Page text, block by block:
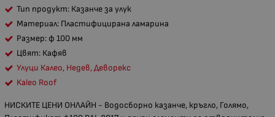
Тип продукт: Казанче за улук
Материал: Пластифицирана ламарина
Размер: ф 100 мм
Цвят: Кафяв
Улуци Калео, Недев, Деворекс
Kaleo Roof
НИСКИТЕ ЦЕНИ ОНЛАЙН - Водосборно казанче, кръгло, Голямо,